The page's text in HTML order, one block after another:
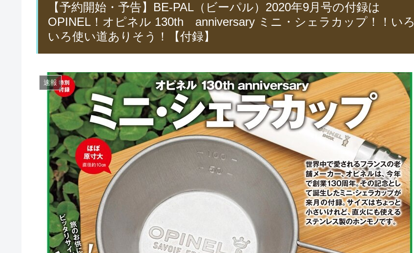
【予約開始・予告】BE-PAL（ビーパル）2020年9月号の付録は
OPINEL！オピネル 130th anniversary ミニ・シェラカップ！！いろ
いろ使い道ありそう！【付録】
速報